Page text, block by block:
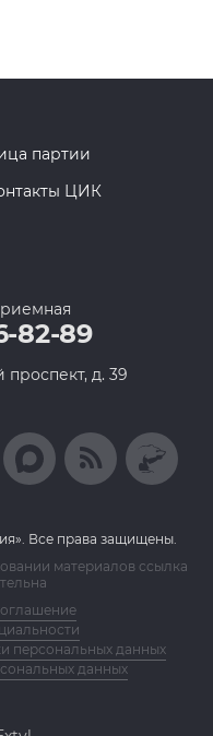
партии
ЦИК
82-89
проспект, д. 39
Все права защищены.
материалов ссылка
персональных данных
данных